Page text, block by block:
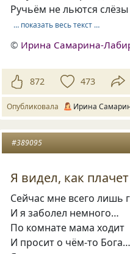
Ручьём не льются
… показать весь текст …
© Ирина Самарина-
872 473
Опубликовала Ирина
#389095
Я видел, как
Сейчас мне всего лишь
И я заболел немного…
По комнате мама ходит
И просит о чём-то Бога…